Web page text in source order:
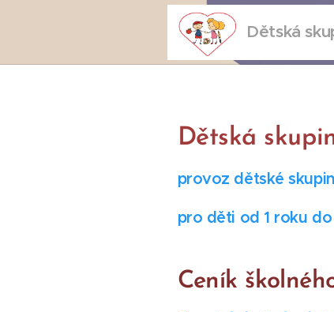
Dětská
Dětská
provoz dětské
pro děti od 1 roku
Ceník